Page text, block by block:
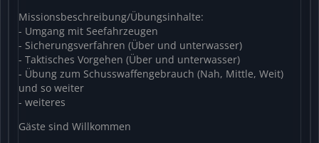
Missionsbeschreibung/Übungsinhalte:
- Umgang mit Seefahrzeugen
- Sicherungsverfahren (Über und unterwasser)
- Taktisches Vorgehen (Über und unterwasser)
- Übung zum Schusswaffengebrauch (Nah, Mittle, Weit)
und so weiter
- weiteres
Gäste sind Willkommen